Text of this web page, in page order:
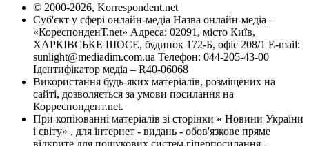
© 2000-2026, Korrespondent.net
Суб'єкт у сфері онлайн-медіа Назва онлайн-медіа –
«КореспонденТ.net» Адреса: 02091, місто Київ,
ХАРКІВСЬКЕ ШОСЕ, будинок 172-Б, офіс 208/1 E-mail:
sunlight@mediadim.com.ua Телефон: 044-205-43-00
Ідентифікатор медіа – R40-06068
Використання будь-яких матеріалів, розміщених на
сайті, дозволяється за умови посилання на
Корреспондент.net.
При копіюванні матеріалів зі сторінки « Новини України
і світу» , для інтернет - видань - обов'язкове пряме
відкрите для пошукових систем гіперпосилання .